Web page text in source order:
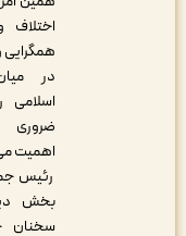
اختلاف و ایجاد
همگرایی و وحدت
در میان امت
اسلامی را بسیار
ضروری و با
اهمیت می‌سازد.
رئیس جمهور در
بخش دیگری از
سخنان خود به